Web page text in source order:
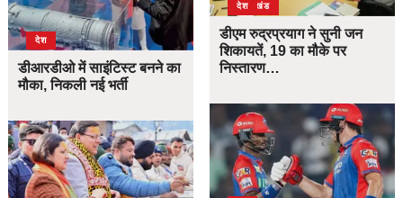
देश
डीआरडीओ में साइंटिस्ट बनने का
मौका, निकली नई भर्ती
उत्तराखंड
देश
डीएम रुद्रप्रयाग ने सुनी जन
शिकायतें, 19 का मौके पर
निस्तारण…